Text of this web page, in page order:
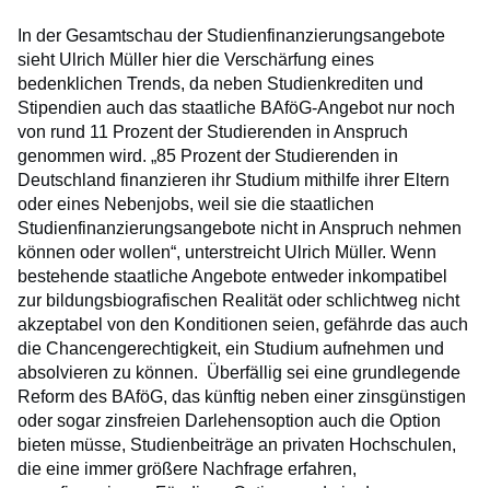
In der Gesamtschau der Studienfinanzierungsangebote
sieht Ulrich Müller hier die Verschärfung eines
bedenklichen Trends, da neben Studienkrediten und
Stipendien auch das staatliche BAföG-Angebot nur noch
von rund 11 Prozent der Studierenden in Anspruch
genommen wird. „85 Prozent der Studierenden in
Deutschland finanzieren ihr Studium mithilfe ihrer Eltern
oder eines Nebenjobs, weil sie die staatlichen
Studienfinanzierungsangebote nicht in Anspruch nehmen
können oder wollen“, unterstreicht Ulrich Müller. Wenn
bestehende staatliche Angebote entweder inkompatibel
zur bildungsbiografischen Realität oder schlichtweg nicht
akzeptabel von den Konditionen seien, gefährde das auch
die Chancengerechtigkeit, ein Studium aufnehmen und
absolvieren zu können. Überfällig sei eine grundlegende
Reform des BAföG, das künftig neben einer zinsgünstigen
oder sogar zinsfreien Darlehensoption auch die Option
bieten müsse, Studienbeiträge an privaten Hochschulen,
die eine immer größere Nachfrage erfahren,